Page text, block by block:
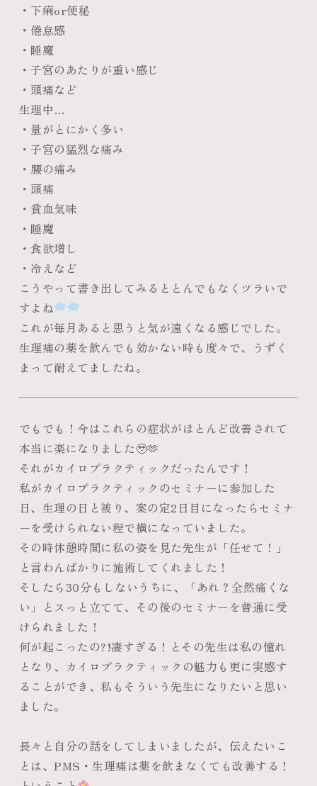
・下痢or便秘
・倦怠感
・睡魔
・子宮のあたりが重い感じ
・頭痛など
生理中…
・量がとにかく多い
・子宮の猛烈な痛み
・腰の痛み
・頭痛
・貧血気味
・睡魔
・食欲増し
・冷えなど
こうやって書き出してみるととんでもなくツラいで
すよね
これが毎月あると思うと気が遠くなる感じでした。
生理痛の薬を飲んでも効かない時も度々で、うずく
まって耐えてましたね。
でもでも！今はこれらの症状がほとんど改善されて
本当に楽になりました🥹🫶
それがカイロプラクティックだったんです！
私がカイロプラクティックのセミナーに参加した
日、生理の日と被り、案の定2日目になったらセミナ
ーを受けられない程で横になっていました。
その時休憩時間に私の姿を見た先生が「任せて！」
と言わんばかりに施術してくれました！
そしたら30分もしないうちに、「あれ？全然痛くな
い」とスっと立てて、その後のセミナーを普通に受
けられました！
何が起こったの?!凄すぎる！とその先生は私の憧れ
となり、カイロプラクティックの魅力も更に実感す
ることができ、私もそういう先生になりたいと思い
ました。
長々と自分の話をしてしまいましたが、伝えたいこ
とは、PMS・生理痛は薬を飲まなくても改善する！